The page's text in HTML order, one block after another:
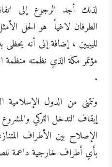
لذلك أجد الرجوع إلى
الطرفان لاغياً هو الحل
لليبيين ، إضافة إلى أنه
.
ونتمنى من الدول الإسلامية
إيقاف التدخل التركي والمشروع
الإصلاح بين الأطراف
بأي أطراف خارجية داعمة